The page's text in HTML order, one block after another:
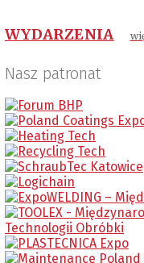
WYDARZENIA
Nasz patronat